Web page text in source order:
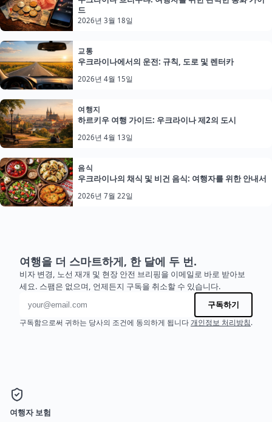
드
2026년 3월 18일
교통
우크라이나에서의 운전: 규칙, 도로 및 렌터카
2026년 4월 15일
여행지
하르키우 여행 가이드: 우크라이나 제2의 도시
2026년 4월 13일
음식
우크라이나의 채식 및 비건 음식: 여행자를 위한 안내서
2026년 7월 22일
여행을 더 스마트하게, 한 달에 두 번.
비자 변경, 노선 재개 및 현장 안전 브리핑을 이메일로 바로 받아보
세요. 스팸은 없으며, 언제든지 구독을 취소할 수 있습니다.
이메일 주소
구독하기
구독함으로써 귀하는 당사의 조건에 동의하게 됩니다 개인정보 처리방침.
여행자 보험